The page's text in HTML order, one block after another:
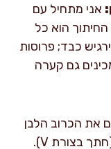
אני מתחיל עם
הוא כל
כבד; פרוסות
גם קערה
את הכרוב הלבן
והסגול, מוציאים את הליבה הקשה (חתך בצורת V).